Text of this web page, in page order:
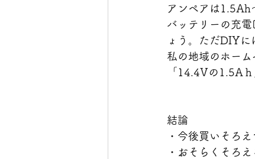
アンペアは1.5Ah
バッテリーの充
ょう。ただDIYに
私の地域のホー
「14.4Vの1.5A
結論
・今後買いそろ
・おそらくそろ